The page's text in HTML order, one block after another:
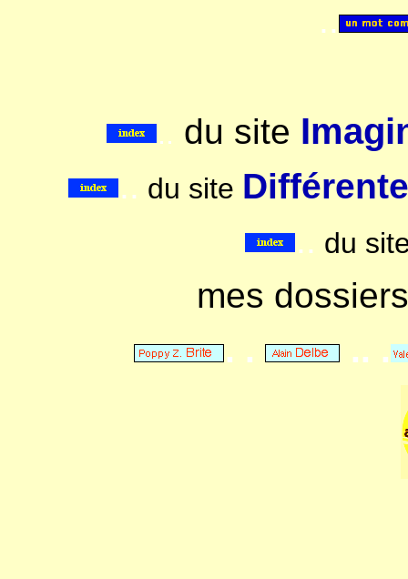
..
.. du site
.. du site
.. du
mes
. .
.. .